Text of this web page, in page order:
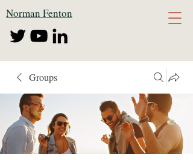
Norman Fenton
Groups